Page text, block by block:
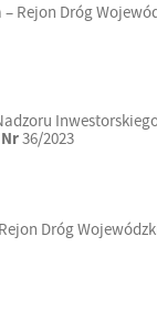
Rejon Dróg
Nr36/2023
Dróg